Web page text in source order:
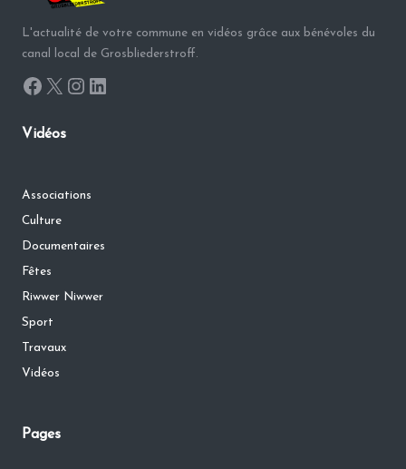
L'actualité de votre commune en vidéos grâce aux bénévoles du
canal local de Grosbliederstroff.
Facebook
X Instagram
LinkedIn
Vidéos
Associations
Culture
Documentaires
Fêtes
Riwwer Niwwer
Sport
Travaux
Vidéos
Pages